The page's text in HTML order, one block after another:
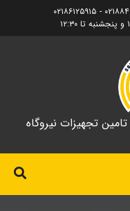
تجهیزات نیروگاه